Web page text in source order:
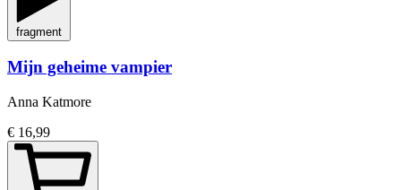
fragment
Mijn geheime vampier
Anna Katmore
€ 16,99